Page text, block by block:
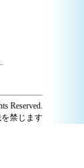
Reserved.
禁じます